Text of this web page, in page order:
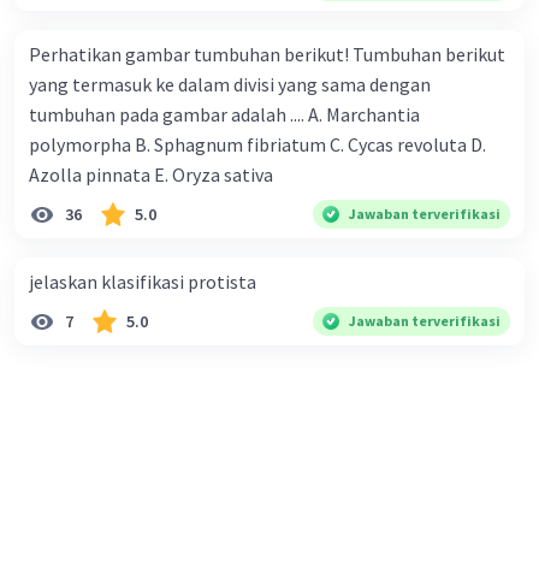
Perhatikan gambar tumbuhan berikut! Tumbuhan berikut
yang termasuk ke dalam divisi yang sama dengan
tumbuhan pada gambar adalah .... A. Marchantia
polymorpha B. Sphagnum fibriatum C. Cycas revoluta D.
Azolla pinnata E. Oryza sativa
36 5.0 Jawaban terverifikasi
jelaskan klasifikasi protista
7 5.0 Jawaban terverifikasi